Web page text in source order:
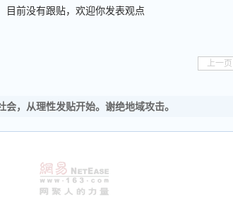
目前没有跟贴，欢迎你发表观点
上一页
会，从理性发贴开始。谢绝地域攻击。